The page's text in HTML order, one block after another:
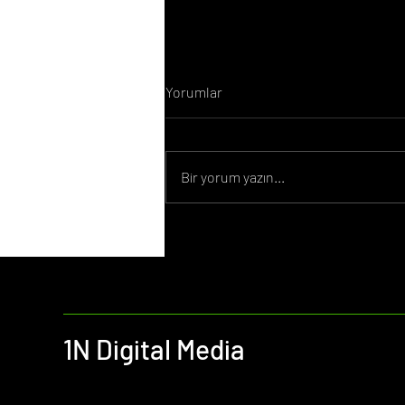
Yorumlar
Bir yorum yazın...
1N Digital Media